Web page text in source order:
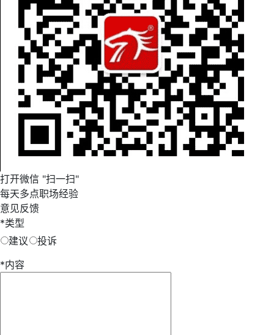
打开微信 "扫一扫"
每天多点职场经验
意见反馈
*类型
建议
投诉
*内容